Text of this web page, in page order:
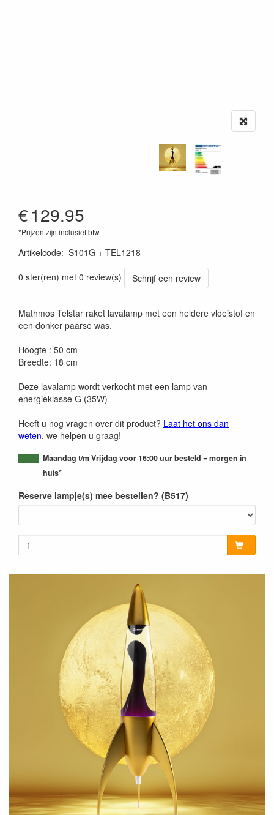
€129.95
*Prijzen zijn inclusief btw
Artikelcode: S101G + TEL1218
0 ster(ren) met 0 review(s)
Schrijf een review
Mathmos Telstar raket lavalamp met een heldere vloeistof en
een donker paarse was.
Hoogte : 50 cm
Breedte: 18 cm
Deze lavalamp wordt verkocht met een lamp van
energieklasse G (35W)
Heeft u nog vragen over dit product? Laat het ons dan
weten, we helpen u graag!
Maandag t/m Vrijdag voor 16:00 uur besteld = morgen in
huis*
Reserve lampje(s) mee bestellen? (B517)